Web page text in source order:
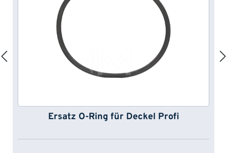
Ersatz O-Ring für Deckel Profi